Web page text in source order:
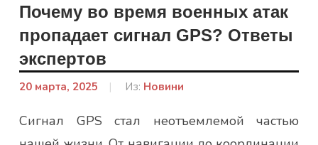
Почему во время военных атак
пропадает сигнал GPS? Ответы
экспертов
20 марта, 2025
От:
Из: Новини
Сигнал GPS стал неотъемлемой частью